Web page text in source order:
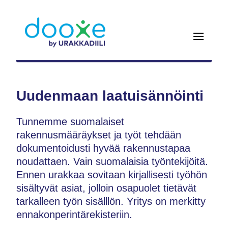
Uudenmaan laatuisännöinti
Tunnemme suomalaiset
rakennusmääräykset ja työt tehdään
dokumentoidusti hyvää rakennustapaa
noudattaen. Vain suomalaisia työntekijöitä.
Ennen urakkaa sovitaan kirjallisesti työhön
sisältyvät asiat, jolloin osapuolet tietävät
tarkalleen työn sisälllön. Yritys on merkitty
ennakonperintärekisteriin.